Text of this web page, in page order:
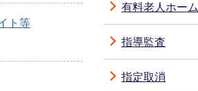
ト等
有料老人ホーム
指導監査
指定取消